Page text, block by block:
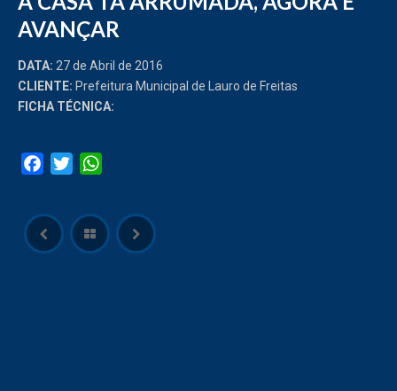
AVANÇAR
DATA: 27 de Abril de 2016
CLIENTE: Prefeitura Municipal de Lauro de Freitas
FICHA TÉCNICA:
Facebook
Twitter